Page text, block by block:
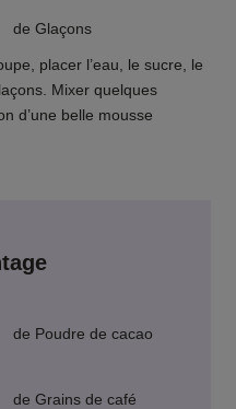
de Glaçons
placer l’eau, le sucre, le
Mixer quelques
d’une belle mousse
de Poudre de cacao
de Grains de café